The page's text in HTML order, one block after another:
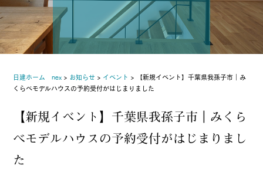
日建ホーム nex > お知らせ > イベント >
【新規イベント】千葉県我孫子市｜み
くらべモデルハウスの予約受付がはじまりました
【新規イベント】千葉県我孫子市｜みくら
べモデルハウスの予約受付がはじまりまし
た